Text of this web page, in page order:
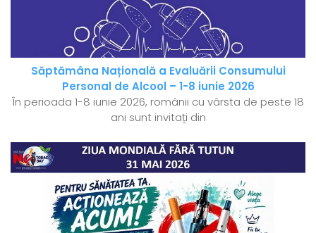
Săptămâna Națională a Evaluării Consumului
Personal de Alcool – 1-8 iunie 2026
În perioada 1-8 iunie 2026, românii cu vârsta de peste 18
ani sunt invitați din